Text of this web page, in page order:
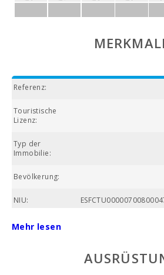
Referenz:
Touristische
Lizenz:
Typ der
Immobilie:
Bevölkerung:
NIU:
Gesamtfläche
(m2):
Mehr lesen